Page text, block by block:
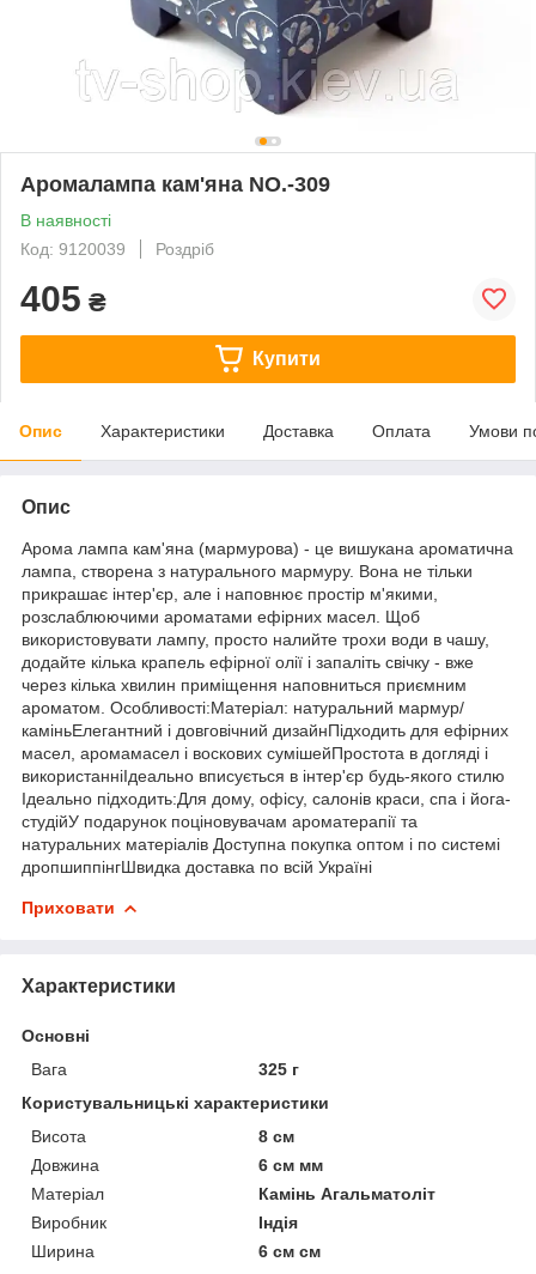
Аромалампа кам'яна NO.-309
В наявності
Код: 9120039
Роздріб
405 ₴
Купити
Опис Характеристики Доставка Оплата Умови
Опис
Арома лампа кам'яна (мармурова) - це вишукана ароматична
лампа, створена з натурального мармуру. Вона не тільки
прикрашає інтер'єр, але і наповнює простір м'якими,
розслаблюючими ароматами ефірних масел. Щоб
використовувати лампу, просто налийте трохи води в чашу,
додайте кілька крапель ефірної олії і запаліть свічку - вже
через кілька хвилин приміщення наповниться приємним
ароматом. Особливості:Матеріал: натуральний мармур/
каміньЕлегантний і довговічний дизайнПідходить для ефірних
масел, аромамасел і воскових сумішейПростота в догляді і
використанніІдеально вписується в інтер'єр будь-якого стилю
Ідеально підходить:Для дому, офісу, салонів краси, спа і йога-
студійУ подарунок поціновувачам ароматерапії та
натуральних матеріалів Доступна покупка оптом і по системі
дропшиппінгШвидка доставка по всій Україні
Приховати
Характеристики
Основні
Вага
325 г
Користувальницькі характеристики
Висота
8 см
Довжина
6 см мм
Матеріал
Камінь Агальматоліт
Виробник
Індія
Ширина
6 см см